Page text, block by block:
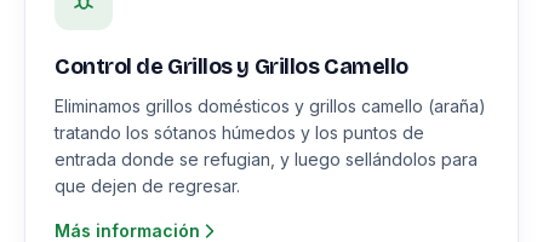
Control de Grillos y Grillos Camello
Eliminamos grillos domésticos y grillos camello (araña)
tratando los sótanos húmedos y los puntos de
entrada donde se refugian, y luego sellándolos para
que dejen de regresar.
Más información